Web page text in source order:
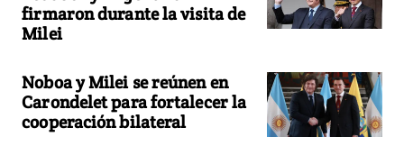
firmaron durante la visita de
Milei
Noboa y Milei se reúnen en
Carondelet para fortalecer la
cooperación bilateral